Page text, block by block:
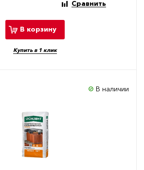
Сравнить
В корзину
Купить в 1 клик
В наличии